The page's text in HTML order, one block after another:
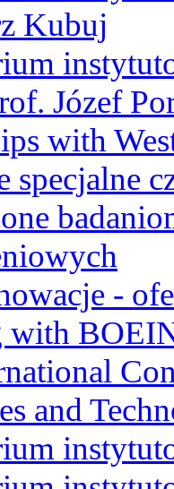
Kubuj
Józef
with
specjalne
-
with
and